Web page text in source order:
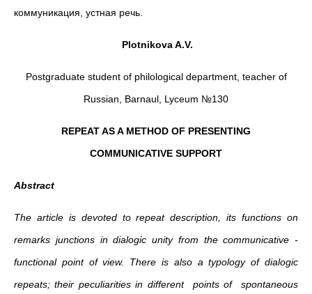
коммуникация, устная речь.
Plotnikova A.V.
Postgraduate student of philological department, teacher of
Russian, Barnaul, Lyceum №130
REPEAT AS A METHOD OF PRESENTING
COMMUNICATIVE SUPPORT
Abstract
The article is devoted to repeat description, its functions on
remarks junctions in dialogic unity from the communicative -
functional point of view. There is also a typology of dialogic
repeats; their peculiarities in different points of spontaneous